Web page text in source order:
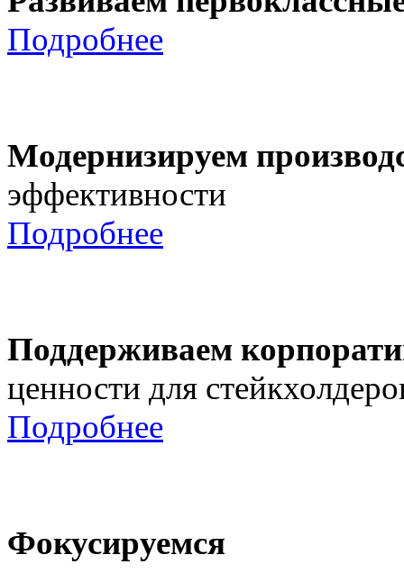
Подробнее
Модернизируем
эффективности
Подробнее
Поддерживаем
ценности для
Подробнее
Фокусируемся